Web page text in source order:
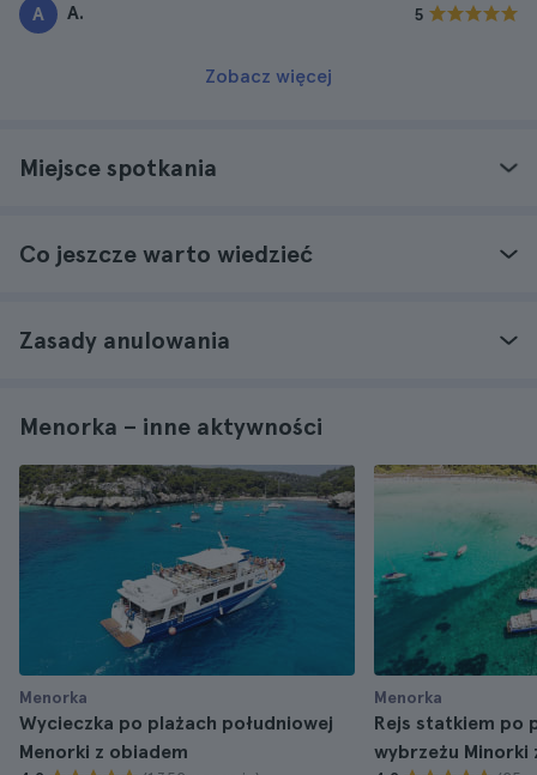
A A. 5
Zobacz więcej
Miejsce spotkania
Co jeszcze warto wiedzieć
Zasady anulowania
Menorka – inne aktywności
Menorka
Wycieczka po plażach południowej
Menorki z obiadem
Menorka
Rejs statkiem po
wybrzeżu Minorki